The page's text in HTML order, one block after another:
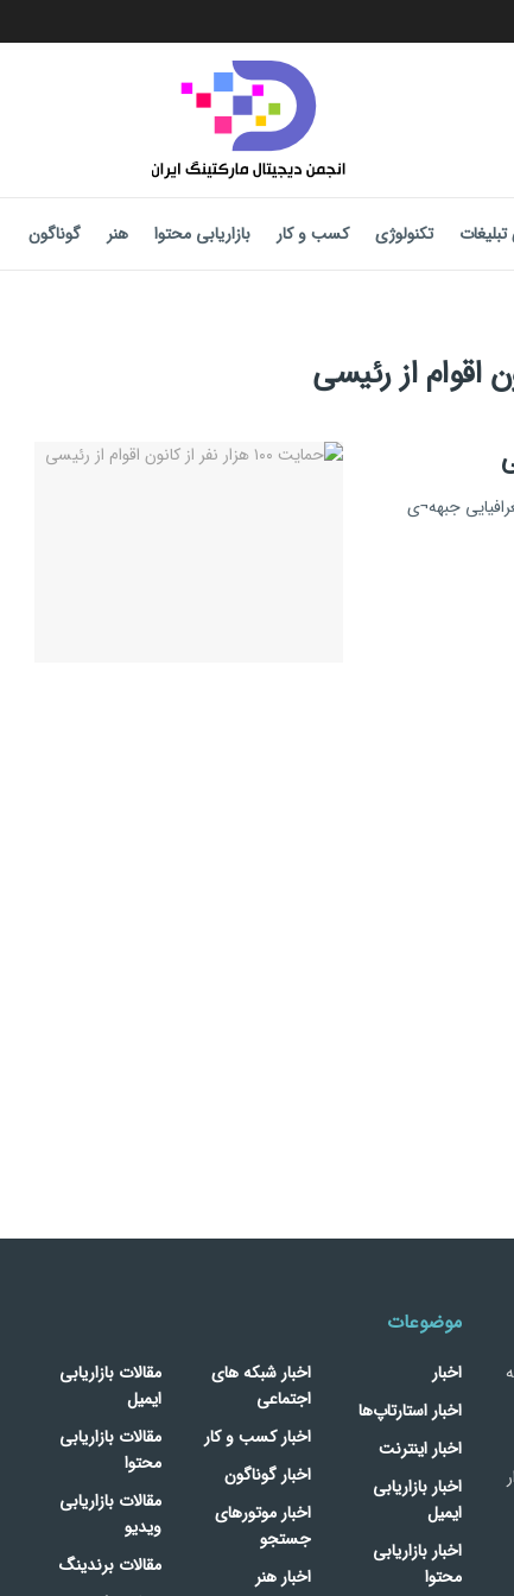
تکنولوژی کسب و کار بازاریابی محتوا هنر گوناگون
جغرافیایی جبهه¬ی
موضوعات
اخبار
اخبار استارتاپ‌ها
اخبار اینترنت
اخبار بازاریابی
ایمیل
اخبار بازاریابی
محتوا
اخبار شبکه های
اجتماعی
اخبار کسب و کار
اخبار گوناگون
اخبار موتورهای
جستجو
اخبار هنر
مقالات بازاریابی
ایمیل
مقالات بازاریابی
محتوا
مقالات بازاریابی
ویدیو
مقالات برندینگ